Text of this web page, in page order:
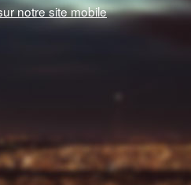
notre site mobile